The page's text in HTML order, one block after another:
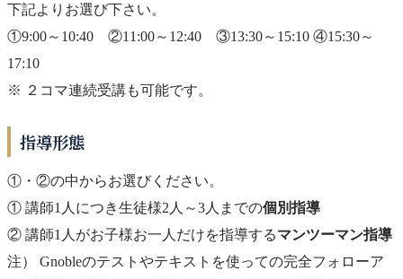
下記よりお選び下さい。
①9:00～10:40 ②11:00～12:40 ③13:30～15:10 ④15:30～
17:10
※ ２コマ連続受講も可能です。
指導形態
①・②の中からお選びください。
① 講師1人につき生徒様2人～3人までの個別指導
② 講師1人がお子様お一人だけを指導するマンツーマン指導
注） Gnobleのテストやテキストを使っての完全フォローア